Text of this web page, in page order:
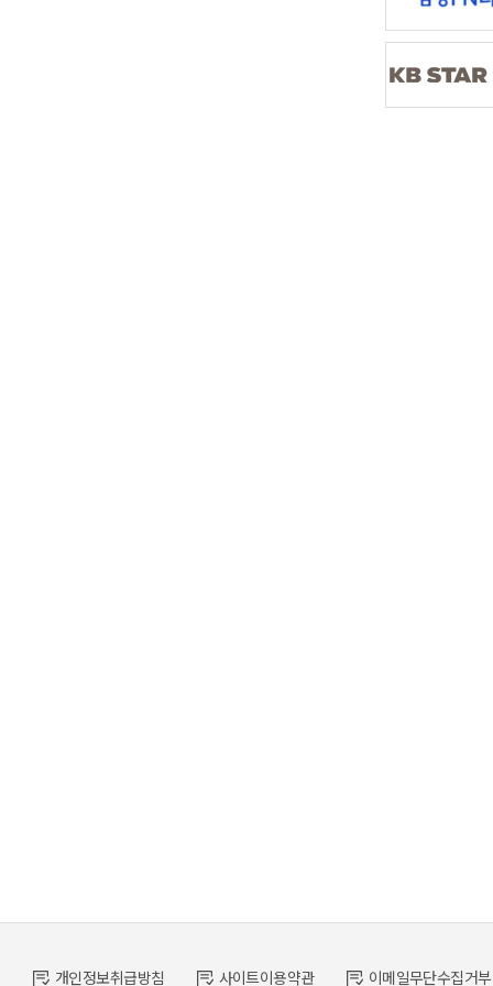
개인정보취급방침 사이트이용약관 이메일무단수집거부